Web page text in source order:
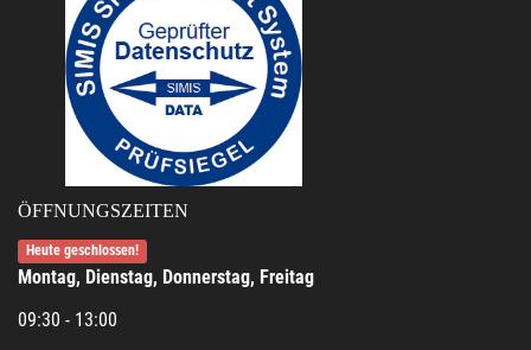
ÖFFNUNGSZEITEN
Heute geschlossen!
Montag, Dienstag, Donnerstag, Freitag
09:30 - 13:00